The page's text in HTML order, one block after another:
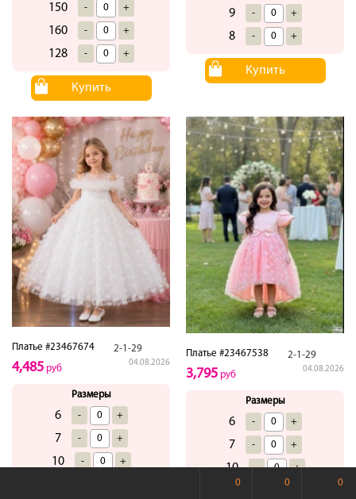
150 - +
160 - +
128 - +
Купить
9 - +
8 - +
Купить
Платье #23467674 2-1-29
04.08.2026
4,485 руб
Размеры
6 - +
7 - +
10 - +
Платье #23467538 2-1-29
04.08.2026
3,795 руб
Размеры
6 - +
7 - +
10 - +
0 0 0